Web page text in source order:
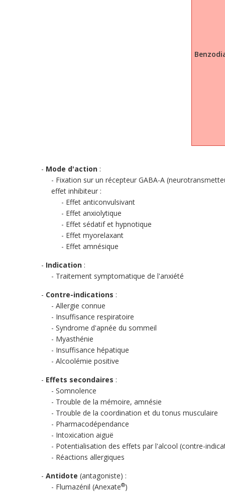
Mode d'action :
Fixation sur un récepteur GABA-A
effet inhibiteur :
Effet anticonvulsivant
Effet anxiolytique
Effet sédatif et hypnotique
Effet myorelaxant
Effet amnésique
Indication :
Traitement symptomatique de l'anxiété
Contre-indications :
Allergie connue
Insuffisance respiratoire
Syndrome d'apnée du sommeil
Myasthénie
Insuffisance hépatique
Alcoolémie positive
Effets secondaires :
Somnolence
Trouble de la mémoire, amnésie
Trouble de la coordination et du tonus musculaire
Pharmacodépendance
Intoxication aiguë
Potentialisation des effets par l'alcool (contre-
Réactions allergiques
Antidote (antagoniste) :
Flumazénil (Anexate®)